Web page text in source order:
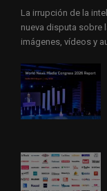
La irrupción de la
nueva disputa sobre
imágenes, vídeos y